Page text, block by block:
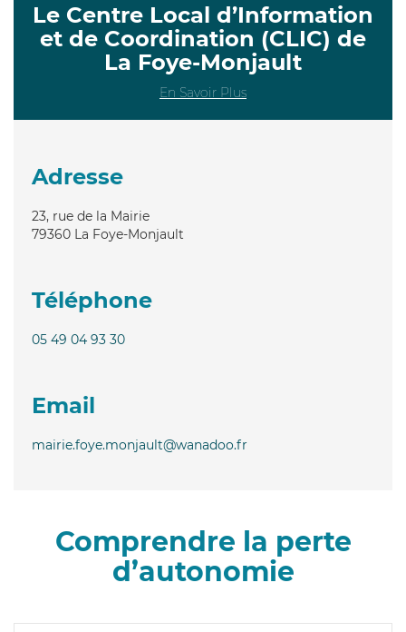
Le Centre Local d’Information
et de Coordination (CLIC) de
La Foye-Monjault
En Savoir Plus
Adresse
23, rue de la Mairie
79360 La Foye-Monjault
Téléphone
05 49 04 93 30
Email
mairie.foye.monjault@wanadoo.fr
Comprendre la perte
d’autonomie